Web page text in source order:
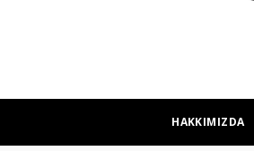
HAKKIMIZDA